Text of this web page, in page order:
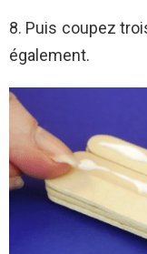
8. Puis coupez
également.